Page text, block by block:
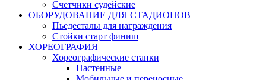
Счетчики судейские
ОБОРУДОВАНИЕ ДЛЯ СТАДИОНОВ
Пьедесталы для награждения
Стойки старт финиш
ХОРЕОГРАФИЯ
Хореографические станки
Настенные